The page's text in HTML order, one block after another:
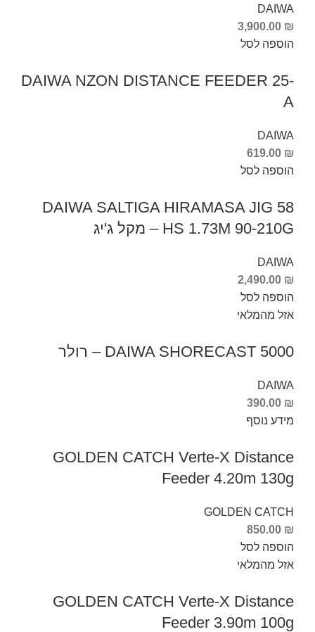
DAIWA
3,900.00 ₪
הוספה לסל
DAIWA NZON DISTANCE FEEDER 25-
A
DAIWA
619.00 ₪
הוספה לסל
DAIWA SALTIGA HIRAMASA JIG 58
HS 1.73M 90-210G – מקל ג'יג
DAIWA
2,490.00 ₪
הוספה לסל
אזל מהמלאי
DAIWA SHORECAST 5000 – רולר
DAIWA
390.00 ₪
מידע נוסף
GOLDEN CATCH Verte-X Distance
Feeder 4.20m 130g
GOLDEN CATCH
850.00 ₪
הוספה לסל
אזל מהמלאי
GOLDEN CATCH Verte-X Distance
Feeder 3.90m 100g